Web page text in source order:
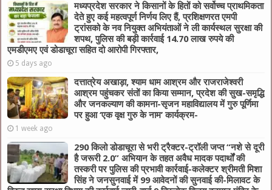
मध्यप्रदेश सरकार ने किसानों के हितों को सर्वोच्च प्राथमिकता
देते हुए कई महत्वपूर्ण निर्णय लिए हैं, प्रशिक्षणरत एमपी
ट्रांसको के नव नियुक्त अभियंताओं ने ली कार्यस्थल सुरक्षा की
शपथ, पुलिस की बड़ी कार्रवाई 14.70 लाख रुपये की
एमडीएमए एवं डोडाचूरा सहित दो आरोपी गिरफ्तार,
5 days ago
दत्तात्रेय अखाड़ा, श्याम धाम आश्रम और राजराजेश्वरी
आश्रम पहुंचकर संतों का किया सम्मान, प्रदेश की सुख-समृद्धि
और जनकल्याण की कामना-सृजन महाविद्यालय में गुरु पूर्णिमा
पर हुआ ‘एक वृक्ष गुरु के नाम’ कार्यक्रम-
1 week ago
290 किलो डोडाचूरा से भरी ट्रैक्टर-ट्रॉली जप्त “नशे से दूरी
है जरूरी 2.0” अभियान के तहत अवैध मादक पदार्थों की
तस्करी पर पुलिस की प्रभावी कार्रवाई-कलेक्टर श्रीमती मिशा
सिंह ने जनसुनवाई में 99 आवेदनों की सुनवाई की-मिलावट के